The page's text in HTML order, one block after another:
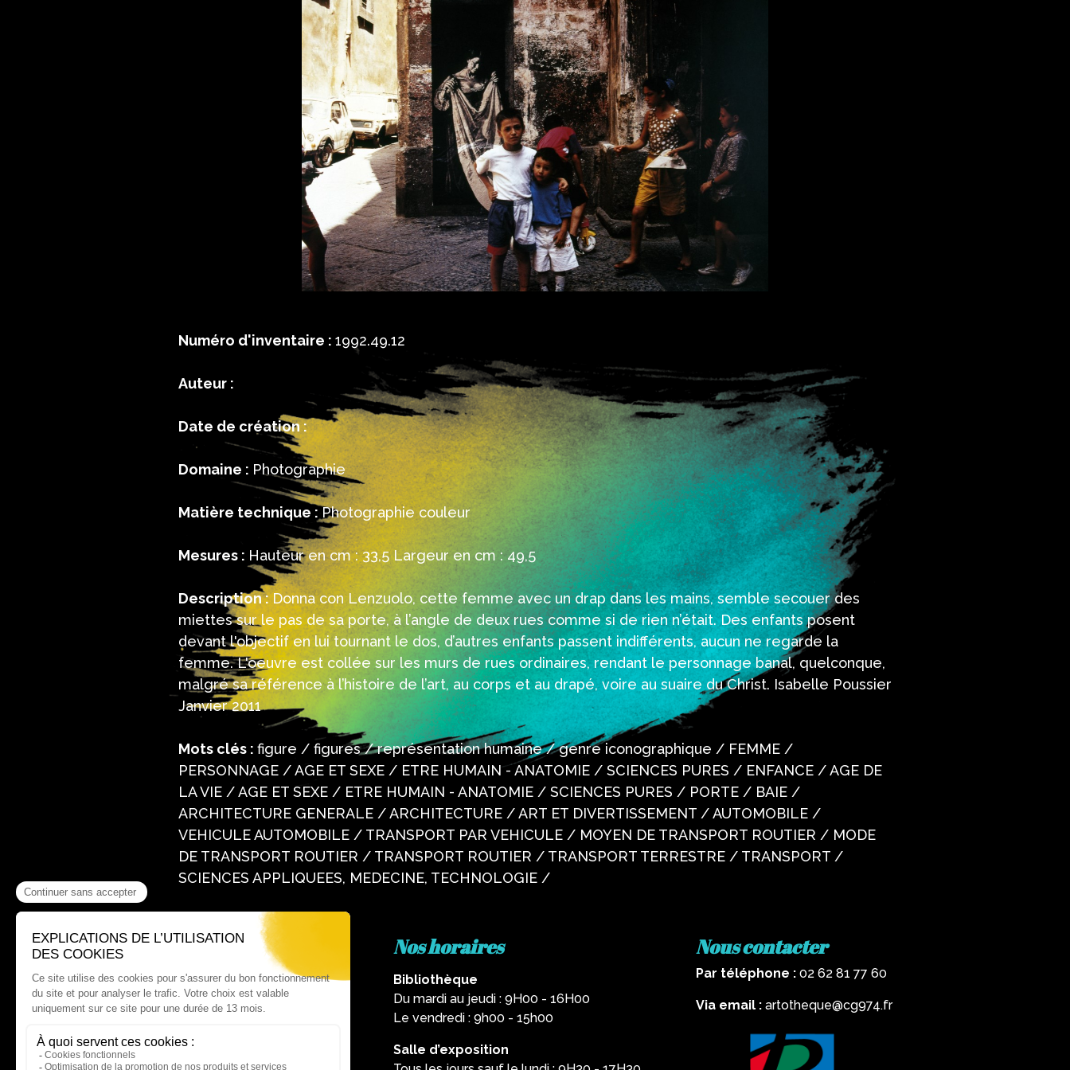
Numéro d'inventaire : 1992.49.12
Auteur :
Date de création :
Domaine : Photographie
Matière technique : Photographie couleur
Mesures : Hauteur en cm : 33,5 Largeur en cm : 49,5
Description :Donna con Lenzuolo, cette femme avec un drap dans les mains, semble secouer des
miettes sur le pas de sa porte, à l’angle de deux rues comme si de rien n’était. Des enfants posent
devant l'objectif en lui tournant le dos, d’autres enfants passent indifférents, aucun ne regarde la
femme. L'oeuvre est collée sur les murs de rues ordinaires, rendant le personnage banal, quelconque,
malgré sa référence à l’histoire de l’art, au corps et au drapé, voire au suaire du Christ. Isabelle Poussier
Janvier 2011
Mots clés : figure / figures / représentation humaine / genre iconographique / FEMME /
PERSONNAGE / AGE ET SEXE / ETRE HUMAIN - ANATOMIE / SCIENCES PURES / ENFANCE / AGE DE
LA VIE / AGE ET SEXE / ETRE HUMAIN - ANATOMIE / SCIENCES PURES / PORTE / BAIE /
ARCHITECTURE GENERALE / ARCHITECTURE / ART ET DIVERTISSEMENT / AUTOMOBILE /
VEHICULE AUTOMOBILE / TRANSPORT PAR VEHICULE / MOYEN DE TRANSPORT ROUTIER / MODE
DE TRANSPORT ROUTIER / TRANSPORT ROUTIER / TRANSPORT TERRESTRE / TRANSPORT /
SCIENCES APPLIQUEES, MEDECINE, TECHNOLOGIE /
Où nous trouver ?
60 rue Victor Le Vigoureux,
97410 Saint Pierre
Nos horaires
Bibliothèque
Du mardi au jeudi : 9H00 - 16H00
Le vendredi : 9h00 - 15h00
Salle d’exposition
Nous contacter
Par téléphone : 02 62 81 77 60
Via email : artotheque@cg974.fr